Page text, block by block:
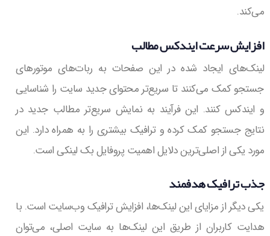
می‌کند.
افزایش سرعت ایندکس مطالب
لینک‌های ایجاد شده در این صفحات به ربات‌های موتورهای
جستجو کمک می‌کنند تا سریع‌تر محتوای جدید سایت را شناسایی
و ایندکس کنند. این فرآیند به نمایش سریع‌تر مطالب جدید در
نتایج جستجو کمک کرده و ترافیک بیشتری را به همراه دارد. این
مورد یکی از اصلی‌ترین دلایل اهمیت پروفایل بک لینکی است.
جذب ترافیک هدفمند
یکی دیگر از مزایای این لینک‌ها، افزایش ترافیک وب‌سایت است. با
هدایت کاربران از طریق این لینک‌ها به سایت اصلی، می‌توان